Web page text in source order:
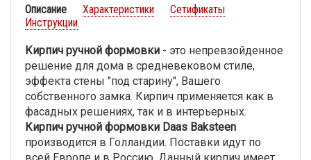
Описание Характеристики
Сетификаты
Инструкции
Кирпич ручной формовки - это непревзойденное
решение для дома в средневековом стиле,
эффекта стены "под старину", Вашего
собственного замка. Кирпич применяется как в
фасадных решениях, так и в интерьерных.
Кирпич ручной формовки Daas Baksteen
производится в Голландии. Поставки идут по